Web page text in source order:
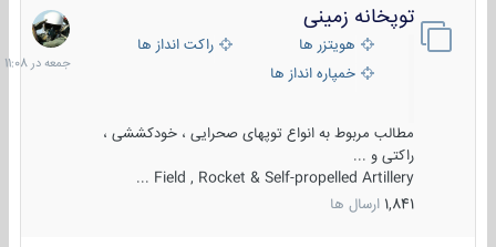
توپخانه زمینی
هویتزر ها
راکت انداز ها
خمپاره انداز ها
مطالب مربوط به انواع توپهای صحرایی ، خودکششی ،
راکتی و ...
Field , Rocket & Self-propelled Artillery ...
1,841 ارسال ها
جمعه
در
11:08